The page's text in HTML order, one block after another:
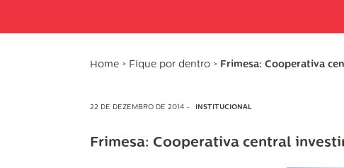
Home > Fique por dentro > Frimesa: Cooperativa
22 DE DEZEMBRO DE 2014 - INSTITUCIONAL
Frimesa: Cooperativa central